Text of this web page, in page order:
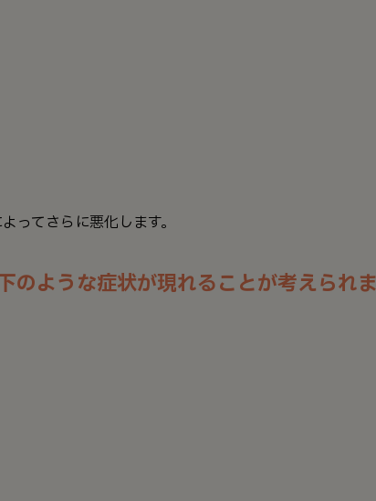
ってさらに悪化します。
のような症状が現れることが考えられま